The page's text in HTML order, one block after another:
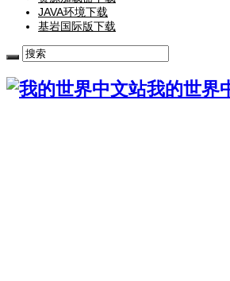
JAVA环境下载
基岩国际版下载
我的世界